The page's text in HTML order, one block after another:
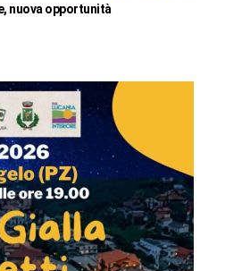
nuova opportunità